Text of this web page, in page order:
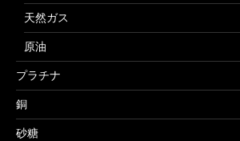
天然ガス
原油
プラチナ
銅
砂糖